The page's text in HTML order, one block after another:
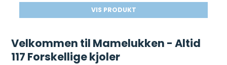
VIS PRODUKT
Velkommen til Mamelukken - Altid
117 Forskellige kjoler